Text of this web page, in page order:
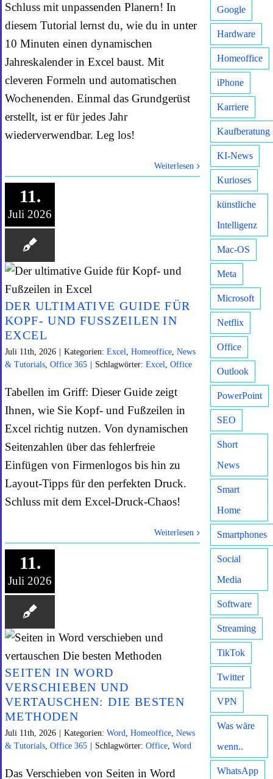
Schluss mit unpassenden Planern! In
diesem Tutorial lernst du, wie du in unter
10 Minuten einen dynamischen
Jahreskalender in Excel baust. Mit
cleveren Formeln und automatischen
Wochenenden. Einmal das Grundgerüst
erstellt, ist er für jedes Jahr
wiederverwendbar. Leg los!
Weiterlesen
11.
Juli 2026
DER ULTIMATIVE GUIDE FÜR
KOPF- UND FUSSZEILEN IN E
XCEL
Juli 11th, 2026 Kategorien: Excel, Homeoffice, News
& Tutorials, Office 365 Schlagwörter: Excel, Office
Tabellen im Griff: Dieser Guide zeigt
Ihnen, wie Sie Kopf- und Fußzeilen in
Excel richtig nutzen. Von dynamischen
Seitenzahlen über das fehlerfreie
Einfügen von Firmenlogos bis hin zu
Layout-Tipps für den perfekten Druck.
Schluss mit dem Excel-Druck-Chaos!
Weiterlesen
11.
Juli 2026
SEITEN IN WORD
VERSCHIEBEN UND
VERTAUSCHEN: DIE BESTEN
METHODEN
Juli 11th, 2026 Kategorien: Word, Homeoffice, News
& Tutorials, Office 365 Schlagwörter: Office, Word
Das Verschieben von Seiten in Word
Google
Hardware
Homeoffice
iPhone
Karriere
Kaufberatung
KI-News
Kurioses
künstliche
Intelligenz
Mac-OS
Meta
Microsoft
Netflix
Office
Outlook
PowerPoint
SEO
Short
News
Smart
Home
Smartphones
Social
Media
Software
Streaming
TikTok
Twitter
VPN
Was wäre
wenn..
WhatsApp